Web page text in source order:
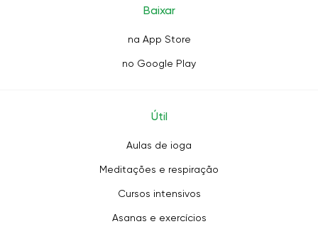
Baixar
na App Store
no Google Play
Útil
Aulas de ioga
Meditações e respiração
Cursos intensivos
Asanas e exercícios